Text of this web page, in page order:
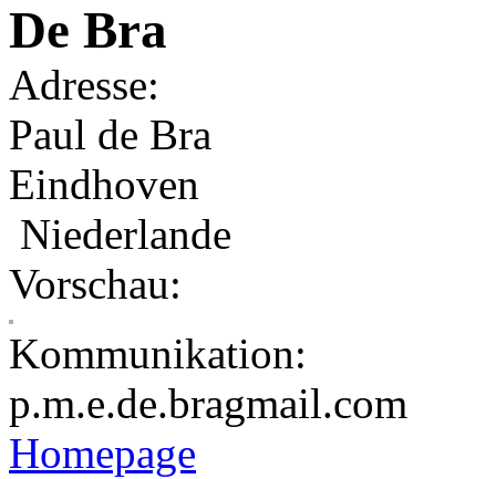
De Bra
Adresse:
Paul de Bra
Eindhoven
Niederlande
Vorschau:
Kommunikation:
p.m.e.de.bragmail.com
Homepage